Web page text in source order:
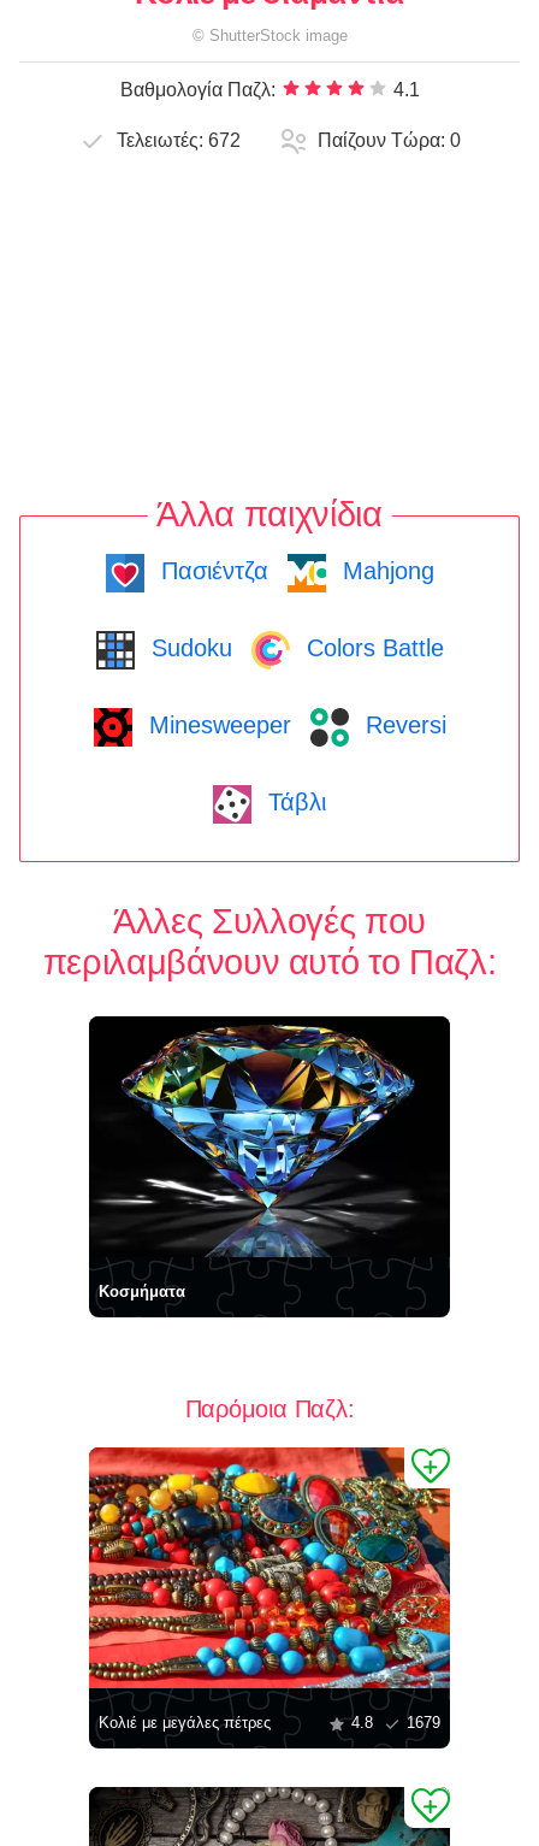
© ShutterStock image
Βαθμολογία Παζλ: 4.1
Τελειωτές: 672 Παίζουν Τώρα: 0
Άλλα παιχνίδια
Πασιέντζα Mahjong
Sudoku Colors Battle
Minesweeper Reversi
Τάβλι
Άλλες Συλλογές που
περιλαμβάνουν αυτό το Παζλ:
Κοσμήματα
Παρόμοια Παζλ:
Κολιέ με μεγάλες πέτρες 4.8 1679